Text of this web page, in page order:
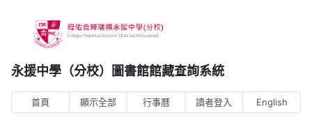
永援中學（分校）圖書館館藏查詢系統
首頁 顯示全部 行事曆 讀者登入 English